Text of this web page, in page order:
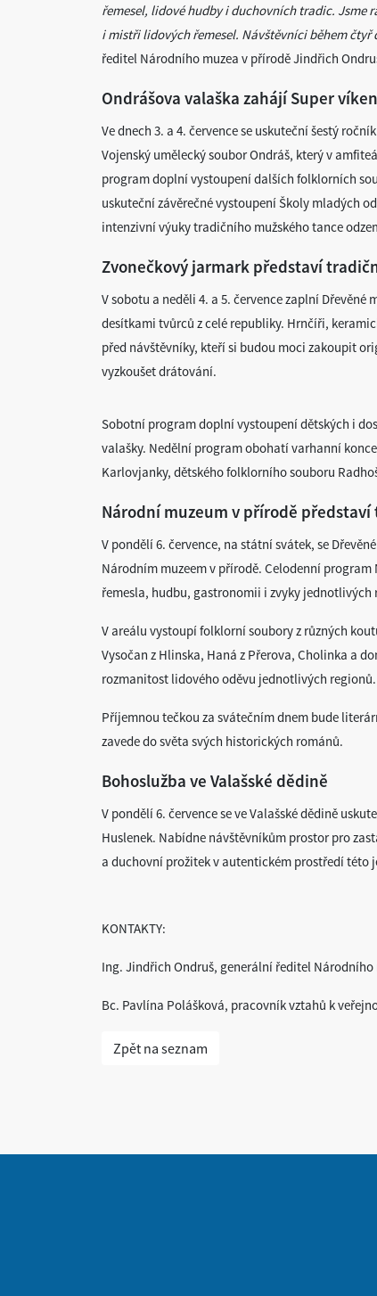
řemesel, lidové hudby i duchovních tradic. Jsme
i mistři lidových řemesel. Návštěvníci během
ředitel Národního muzea v přírodě Jindřich
Ondrášova valaška zahájí Super
Ve dnech 3. a 4. července se uskuteční šestý
Vojenský umělecký soubor Ondráš, který v
program doplní vystoupení dalších folklorních
uskuteční závěrečné vystoupení Školy mladých
intenzivní výuky tradičního mužského tance
Zvonečkový jarmark představí
V sobotu a neděli 4. a 5. července zaplní
desítkami tvůrců z celé republiky. Hrnčíři,
před návštěvníky, kteří si budou moci zakoupit
vyzkoušet drátování.
Sobotní program doplní vystoupení dětských i
valašky. Nedělní program obohatí varhanní
Karlovjanky, dětského folklorního souboru
Národní muzeum v přírodě
V pondělí 6. července, na státní svátek, se
Národním muzeem v přírodě. Celodenní
řemesla, hudbu, gastronomii i zvyky jednotlivých
V areálu vystoupí folklorní soubory z různých
Vysočan z Hlinska, Haná z Přerova, Cholinka a
rozmanitost lidového oděvu jednotlivých regionů.
Příjemnou tečkou za svátečním dnem bude
zavede do světa svých historických románů.
Bohoslužba ve Valašské dědině
V pondělí 6. července se ve Valašské dědině
Huslenek. Nabídne návštěvníkům prostor pro
a duchovní prožitek v autentickém prostředí této
KONTAKTY:
Ing. Jindřich Ondruš, generální ředitel Národního
Bc. Pavlína Polášková, pracovník vztahů k